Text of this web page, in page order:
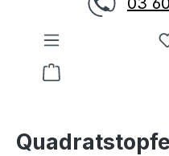
Warenkorb